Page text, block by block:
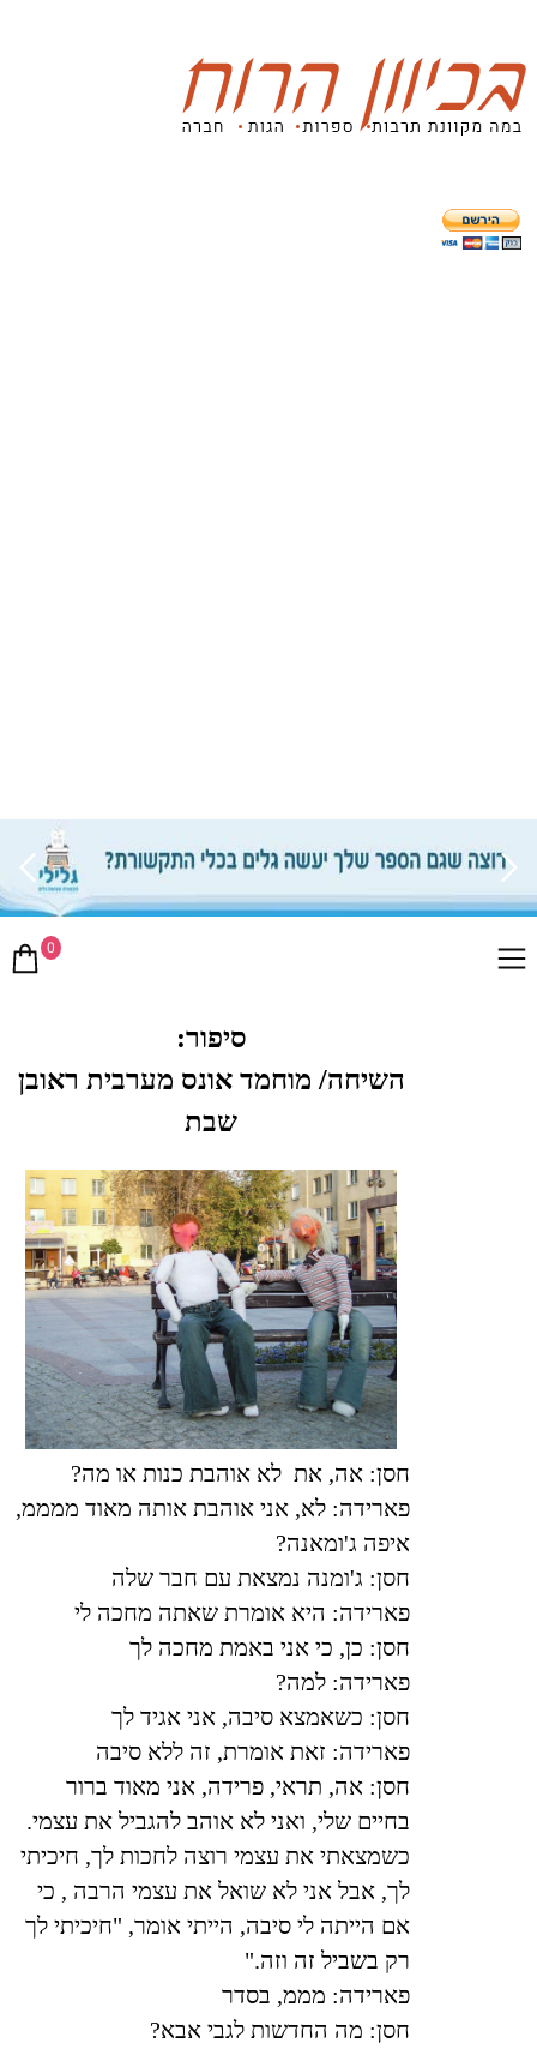
0
סיפור:
השיחה/ מוחמד אונס מערבית ראובן
שבת
חסן: אה, את לא אוהבת כנות או מה?
פארידה: לא, אני אוהבת אותה מאוד ממממ,
איפה ג'ומאנה?
חסן: ג'ומנה נמצאת עם חבר שלה
פארידה: היא אומרת שאתה מחכה לי
חסן: כן, כי אני באמת מחכה לך
פארידה: למה?
חסן: כשאמצא סיבה, אני אגיד לך
פארידה: זאת אומרת, זה ללא סיבה
חסן: אה, תראי, פרידה, אני מאוד ברור
בחיים שלי, ואני לא אוהב להגביל את עצמי.
כשמצאתי את עצמי רוצה לחכות לך, חיכיתי
לך, אבל אני לא שואל את עצמי הרבה , כי
אם הייתה לי סיבה, הייתי אומר, "חיכיתי לך
רק בשביל זה וזה".
פארידה: מממ, בסדר
חסן: מה החדשות לגבי אבא?